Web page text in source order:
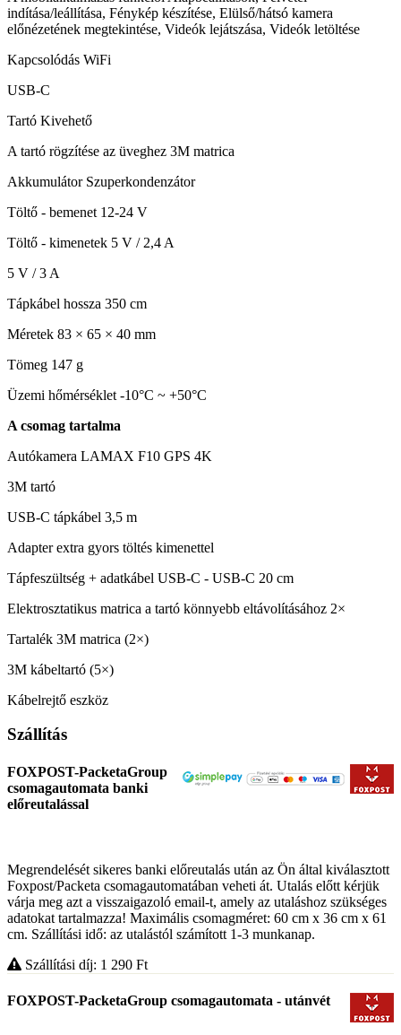
indítása/leállítása, Fénykép készítése, Elülső/hátsó kamera
előnézetének megtekintése, Videók lejátszása, Videók letöltése
Kapcsolódás WiFi
USB-C
Tartó Kivehető
A tartó rögzítése az üveghez 3M matrica
Akkumulátor Szuperkondenzátor
Töltő - bemenet 12-24 V
Töltő - kimenetek 5 V / 2,4 A
5 V / 3 A
Tápkábel hossza 350 cm
Méretek 83 × 65 × 40 mm
Tömeg 147 g
Üzemi hőmérséklet -10°C ~ +50°C
A csomag tartalma
Autókamera LAMAX F10 GPS 4K
3M tartó
USB-C tápkábel 3,5 m
Adapter extra gyors töltés kimenettel
Tápfeszültség + adatkábel USB-C - USB-C 20 cm
Elektrosztatikus matrica a tartó könnyebb eltávolításához 2×
Tartalék 3M matrica (2×)
3M kábeltartó (5×)
Kábelrejtő eszköz
Szállítás
FOXPOST-PacketaGroup
csomagautomata banki
előreutalással
Megrendelését sikeres banki előreutalás után az Ön által kiválasztott
Foxpost/Packeta csomagautomatában veheti át. Utalás előtt kérjük
várja meg azt a visszaigazoló email-t, amely az utaláshoz szükséges
adatokat tartalmazza! Maximális csomagméret: 60 cm x 36 cm x 61
cm. Szállítási idő: az utalástól számított 1-3 munkanap.
Szállítási díj: 1 290 Ft
FOXPOST-PacketaGroup csomagautomata - utánvét